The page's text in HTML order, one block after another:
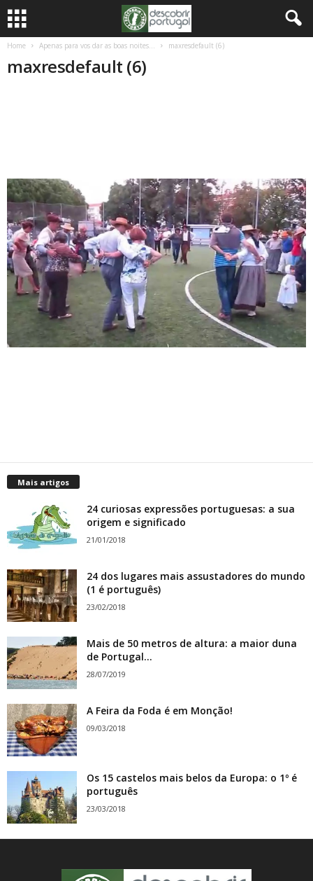
Home Apenas para vos dar as boas noites… maxresdefault (6)
maxresdefault (6)
Mais artigos
24 curiosas expressões portuguesas: a sua
origem e significado
21/01/2018
24 dos lugares mais assustadores do mundo
(1 é português)
23/02/2018
Mais de 50 metros de altura: a maior duna
de Portugal...
28/07/2019
A Feira da Foda é em Monção!
09/03/2018
Os 15 castelos mais belos da Europa: o 1º é
português
23/03/2018